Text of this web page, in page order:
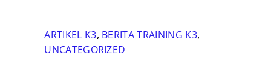
ARTIKEL K3, BERITA TRAINING K3,
UNCATEGORIZED